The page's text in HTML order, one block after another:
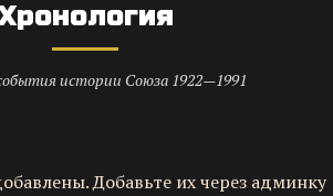
истории Союза 1922—1991
Добавьте их через админку